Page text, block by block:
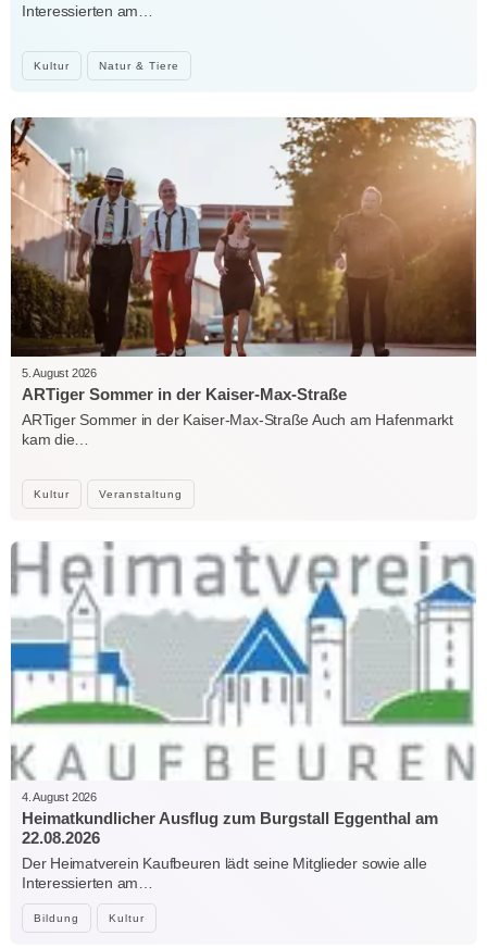
Kultur Natur & Tiere
Interessierten am…
Kultur Veranstaltung
5. August 2026
ARTiger Sommer in der Kaiser-Max-Straße
ARTiger Sommer in der Kaiser-Max-Straße Auch am Hafenmarkt
kam die…
Bildung Kultur
4. August 2026
Heimatkundlicher Ausflug zum Burgstall Eggenthal am
22.08.2026
Der Heimatverein Kaufbeuren lädt seine Mitglieder sowie alle
Interessierten am…